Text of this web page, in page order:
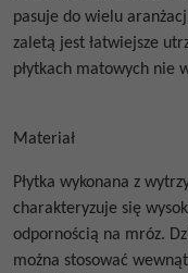
pasuje do wielu
zaletą jest łatwiejsze
płytkach matowych nie
Materiał
Płytka wykonana z
charakteryzuje się
odpornością na mróz.
można stosować